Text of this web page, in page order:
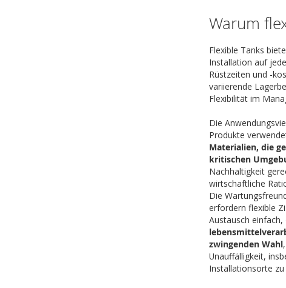
Warum
Flexible Tanks
Installation auf
Rüstzeiten und -
variierende
Flexibilität im
Die
Produkte
Materialien, die
kritischen
Nachhaltigkeit
wirtschaftliche
Die
erfordern flexible
Austausch
zwingenden Wahl
Unauffälligkeit,
Installationsorte zu